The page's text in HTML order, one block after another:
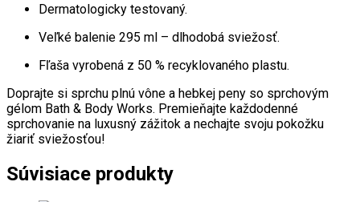
Dermatologicky testovaný.
Veľké balenie 295 ml – dlhodobá sviežosť.
Fľaša vyrobená z 50 % recyklovaného plastu.
Doprajte si sprchu plnú vône a hebkej peny so sprchovým
gélom Bath & Body Works. Premieňajte každodenné
sprchovanie na luxusný zážitok a nechajte svoju pokožku
žiariť sviežosťou!
Súvisiace produkty